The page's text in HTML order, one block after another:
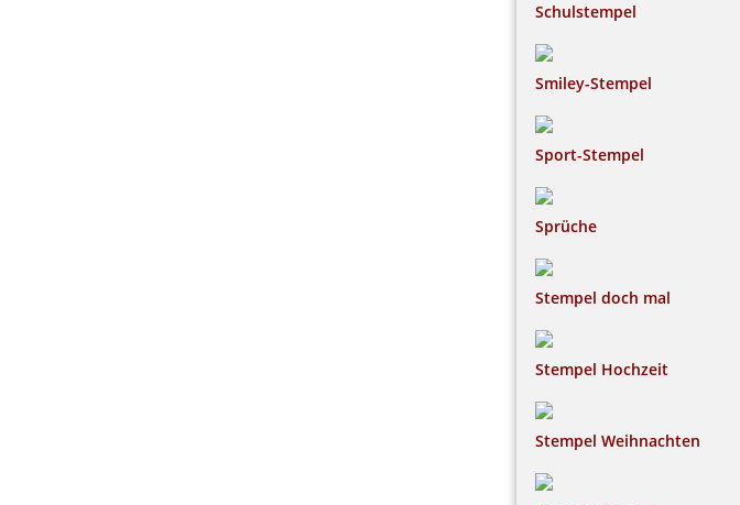
Schulstempel
Smiley-Stempel
Sport-Stempel
Sprüche
Stempel doch mal
Stempel Hochzeit
Stempel Weihnachten